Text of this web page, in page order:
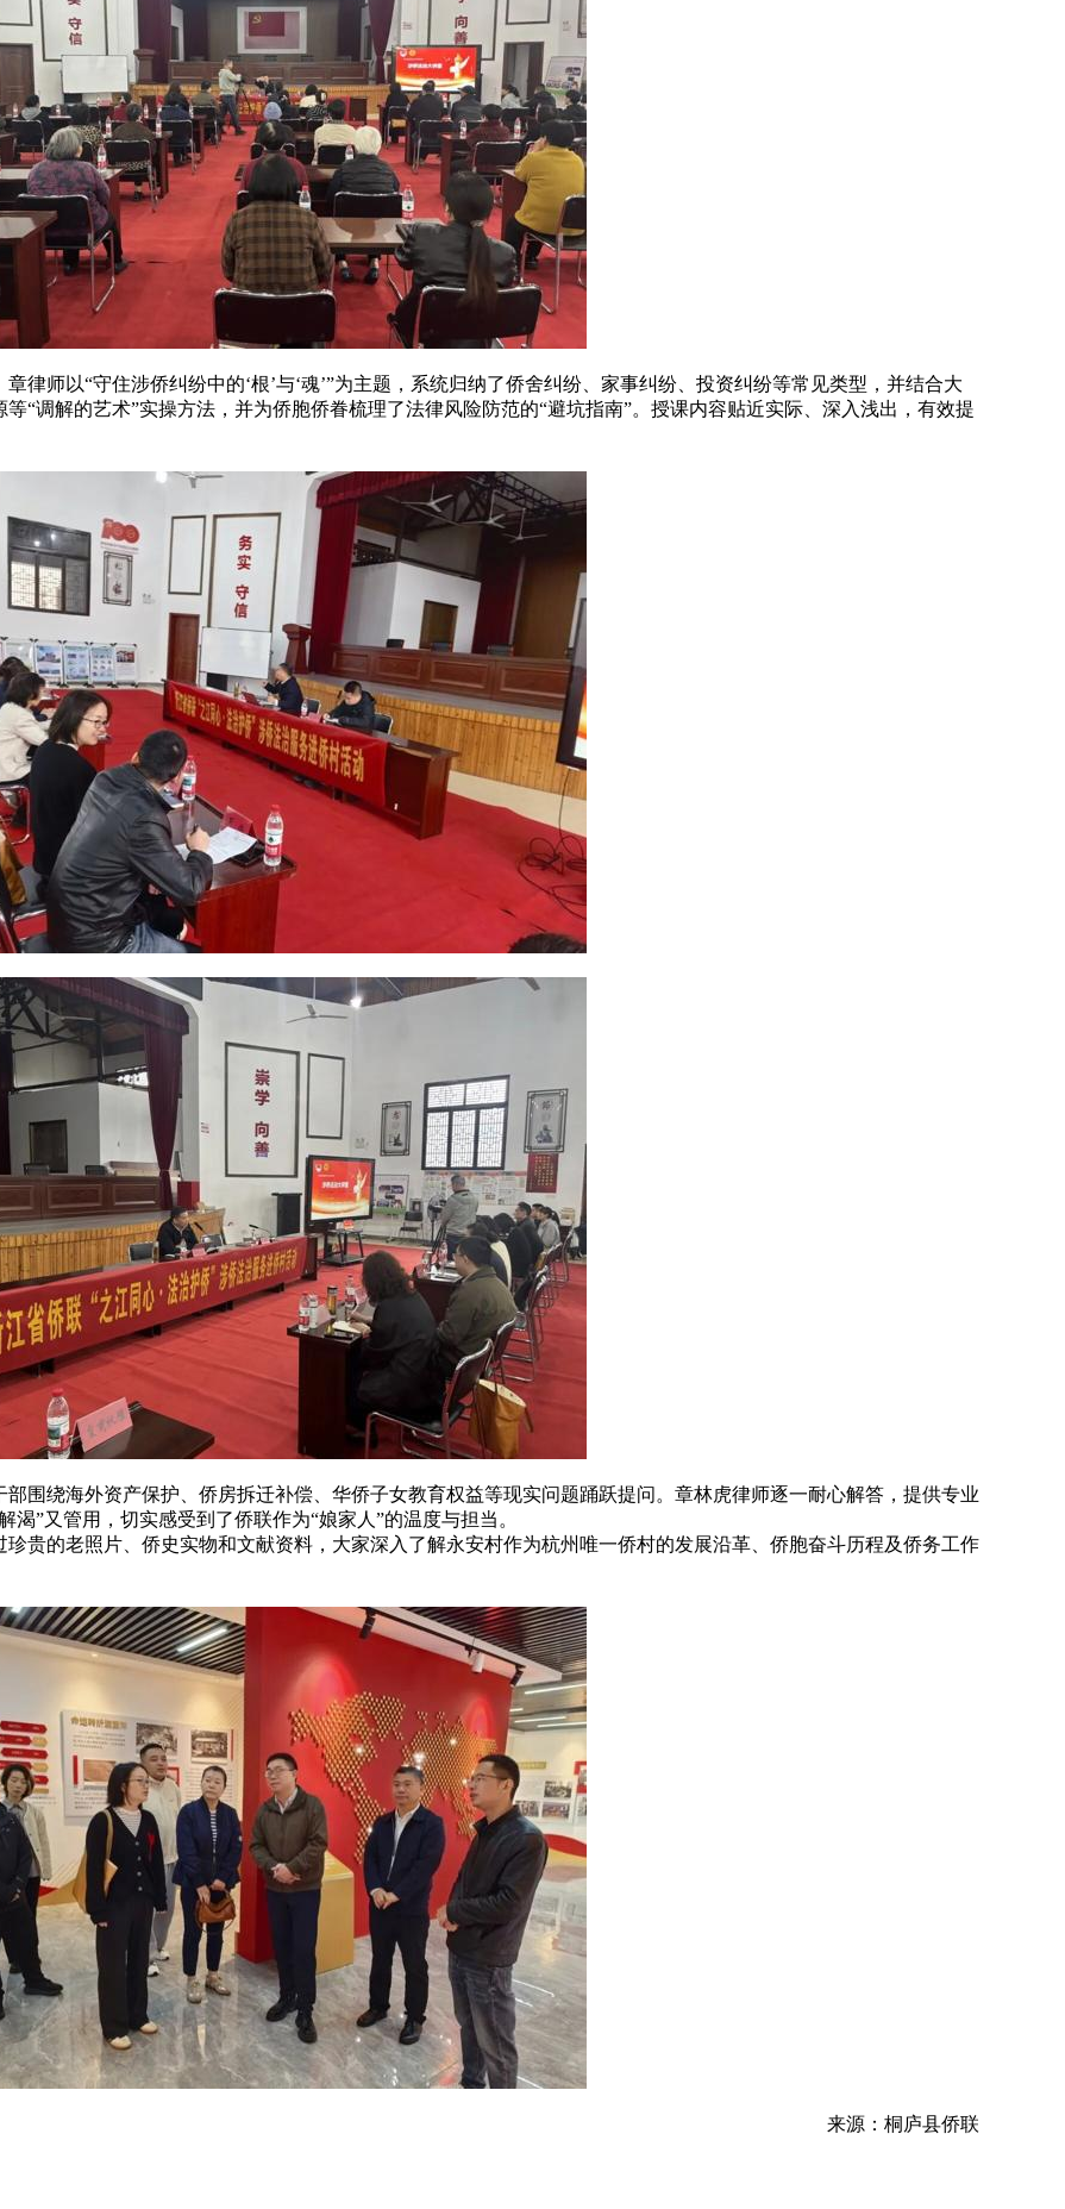
律师以“守住涉侨纠纷中的‘根’与‘魂’”为主题，系统归纳了侨舍纠纷、家事纠纷、投资纠纷等常见类型，并结合大
“调解的艺术”实操方法，并为侨胞侨眷梳理了法律风险防范的“避坑指南”。授课内容贴近实际、深入浅出，有效提
围绕海外资产保护、侨房拆迁补偿、华侨子女教育权益等现实问题踊跃提问。章林虎律师逐一耐心解答，提供专业
”又管用，切实感受到了侨联作为“娘家人”的温度与担当。
贵的老照片、侨史实物和文献资料，大家深入了解永安村作为杭州唯一侨村的发展沿革、侨胞奋斗历程及侨务工作
来源：桐庐县侨联